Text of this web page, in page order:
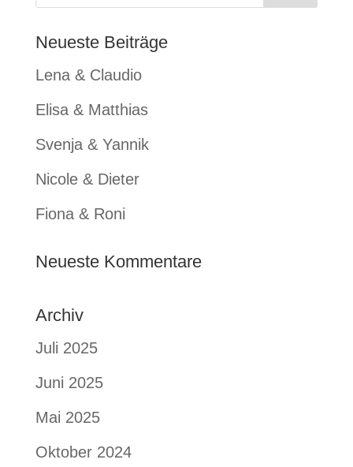
Neueste Beiträge
Lena & Claudio
Elisa & Matthias
Svenja & Yannik
Nicole & Dieter
Fiona & Roni
Neueste Kommentare
Archiv
Juli 2025
Juni 2025
Mai 2025
Oktober 2024